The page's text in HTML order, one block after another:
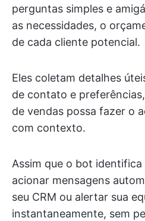
perguntas simples e
as necessidades, o
de cada cliente potencial.
Eles coletam detalhes
de contato e
de vendas possa fazer o
com contexto.
Assim que o bot identifica
acionar mensagens
seu CRM ou alertar sua
instantaneamente, sem